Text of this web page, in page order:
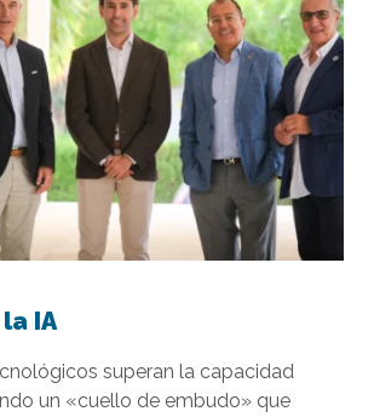
IA
superan la capacidad
un «cuello de embudo» que